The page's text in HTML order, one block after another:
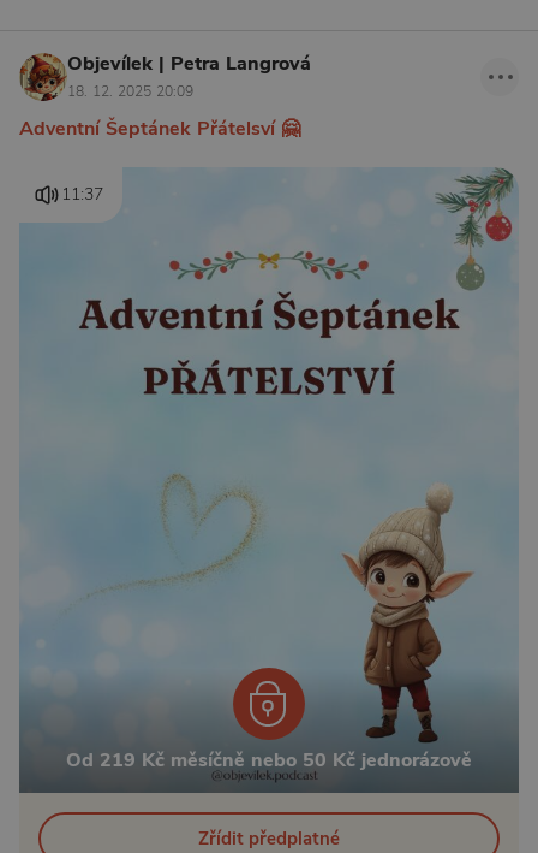
Objevílek | Petra Langrová
18. 12. 2025 20:09
Adventní Šeptánek Přátelsví 🤗
11:37
Od 219 Kč měsíčně nebo 50 Kč jednorázově
Zřídit předplatné